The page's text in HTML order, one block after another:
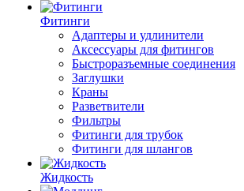
Фитинги
Адаптеры и удлинители
Аксессуары для фитингов
Быстроразъемные соединения
Заглушки
Краны
Разветвители
Фильтры
Фитинги для трубок
Фитинги для шлангов
Жидкость